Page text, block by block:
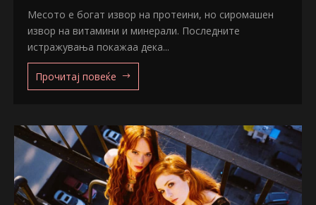
Месото е богат извор на протеини, но сиромашен
извор на витамини и минерали. Последните
истражувања покажаа дека...
Прочитај повеќе